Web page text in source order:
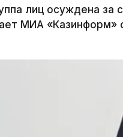
лиц осуждена за
МИА «Казинформ»